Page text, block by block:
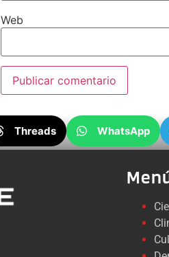
Web
Threads WhatsApp